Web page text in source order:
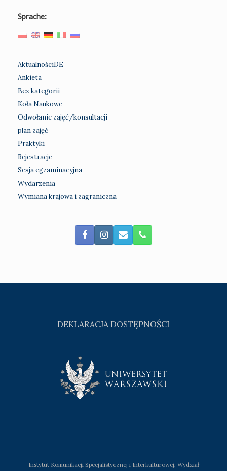
Sprache:
AktualnościDE
Ankieta
Bez kategorii
Koła Naukowe
Odwołanie zajęć/konsultacji
plan zajęć
Praktyki
Rejestracje
Sesja egzaminacyjna
Wydarzenia
Wymiana krajowa i zagraniczna
DEKLARACJA DOSTĘPNOŚCI
Instytut Komunikacji Specjalistycznej i Interkulturowej, Wydział